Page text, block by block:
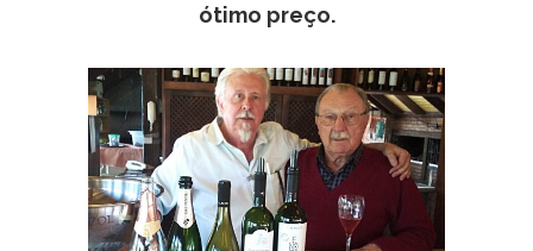
ótimo preço.